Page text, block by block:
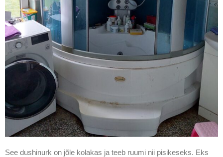
See dushinurk on jõle kolakas ja teeb ruumi nii pisikeseks. Eks